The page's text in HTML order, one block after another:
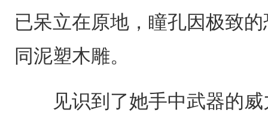
已呆立在原地，瞳孔因极致
同泥塑木雕。
见识到了她手中武器的威